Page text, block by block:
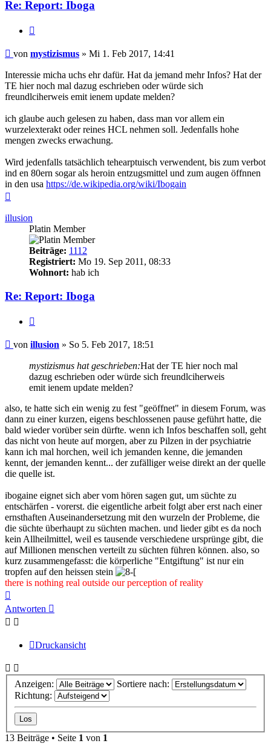
Re: Report: Iboga
Beitrag
von mystizismus » Mi 1. Feb 2017, 14:41
Interessie micha uchs ehr dafür. Hat da jemand mehr Infos? Hat der
TE hier noch mal dazug eschrieben oder würde sich
freundlciherweis emit ienem update melden?
ich glaube auch gelesen zu haben, dass man vor allem ein
wurzelexterakt oder reines HCL nehmen soll. Jedenfalls hohe
mengen zwecks erwachung.
Wird jedenfalls tatsächlich tehearptuisch verwendent, bis zum verbot
ind en 80ern sogar als heroin entzugsmittel und zum augen öffnnen
in den usa https://de.wikipedia.org/wiki/Ibogain
illusion
Platin Member
Beiträge: 1112
Registriert: Mo 19. Sep 2011, 08:33
Wohnort: hab ich
Re: Report: Iboga
Beitrag
von illusion » So 5. Feb 2017, 18:51
mystizismus hat geschrieben:Hat der TE hier noch mal
dazug eschrieben oder würde sich freundlciherweis
emit ienem update melden?
also, te hatte sich ein wenig zu fest "geöffnet" in diesem Forum, was
dann zu einer kurzen, eigens beschlossenen pause geführt hatte, die
bald wieder vorüber sein dürfte. wenn ich Infos beschaffen soll, geht
das nicht von heute auf morgen, aber zu Pilzen in der psychiatrie
kann ich mal horchen, weil ich jemanden kenne, die jemanden
kennt, der jemanden kennt... der zufälliger weise direkt an der quelle
die quelle ist.
ibogaine eignet sich aber vom hören sagen gut, um süchte zu
entschärfen - vorerst. die eigentliche arbeit folgt aber erst nach einer
ernsthaften Auseinandersetzung mit den wurzeln der Probleme, die
die süchte überhaupt zu süchten machen. und lieder gibt es da noch
kein Allheilmittel, weil es tausende verschiedene ursprünge gibt, die
auf Millionen menschen verteilt zu süchten führen können. also, so
kurz zusammengefasst: die körperliche "Entgiftung" ist nur ein
tropfen auf den heissen stein
there is nothing real outside our perception of reality
oben
Antworten
Druckansicht
Anzeigen:
Sortiere nach:
Richtung:
13 Beiträge • Seite 1 von 1